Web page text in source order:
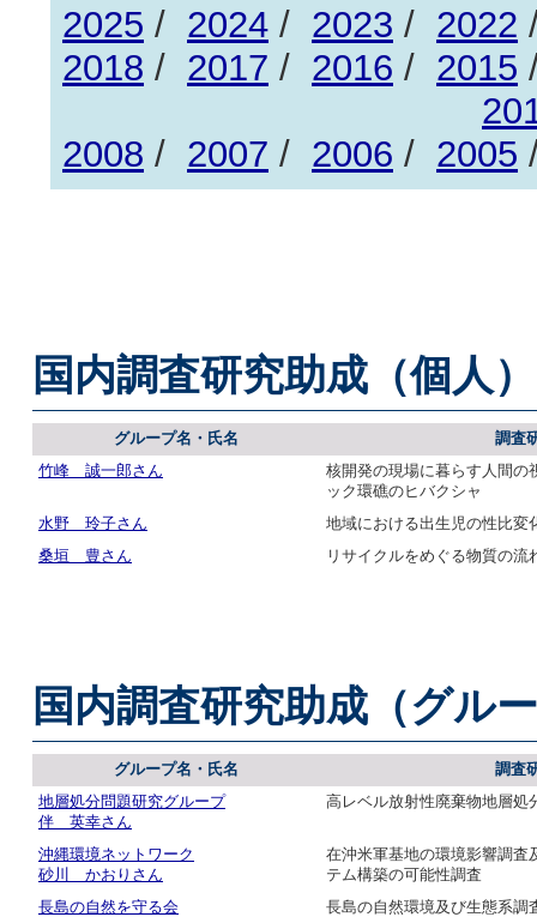
2025 / 2024 / 2023 / 2022
2018 / 2017 / 2016 / 2015
2008 / 2007 / 2006 / 2005
国内調査研究助成（個人）
グループ名・氏名
調査
竹峰 誠一郎さん
核開発の現場に暮らす人間の
ック環礁のヒバクシャ
水野 玲子さん
地域における出生児の性比変
桑垣 豊さん
リサイクルをめぐる物質の流
国内調査研究助成（グル
グループ名・氏名
調査
地層処分問題研究グループ
伴 英幸さん
高レベル放射性廃棄物地層処
沖縄環境ネットワーク
砂川 かおりさん
在沖米軍基地の環境影響調査
テム構築の可能性調査
長島の自然を守る会
長島の自然環境及び生態系調